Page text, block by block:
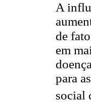
A
de
em
para
social